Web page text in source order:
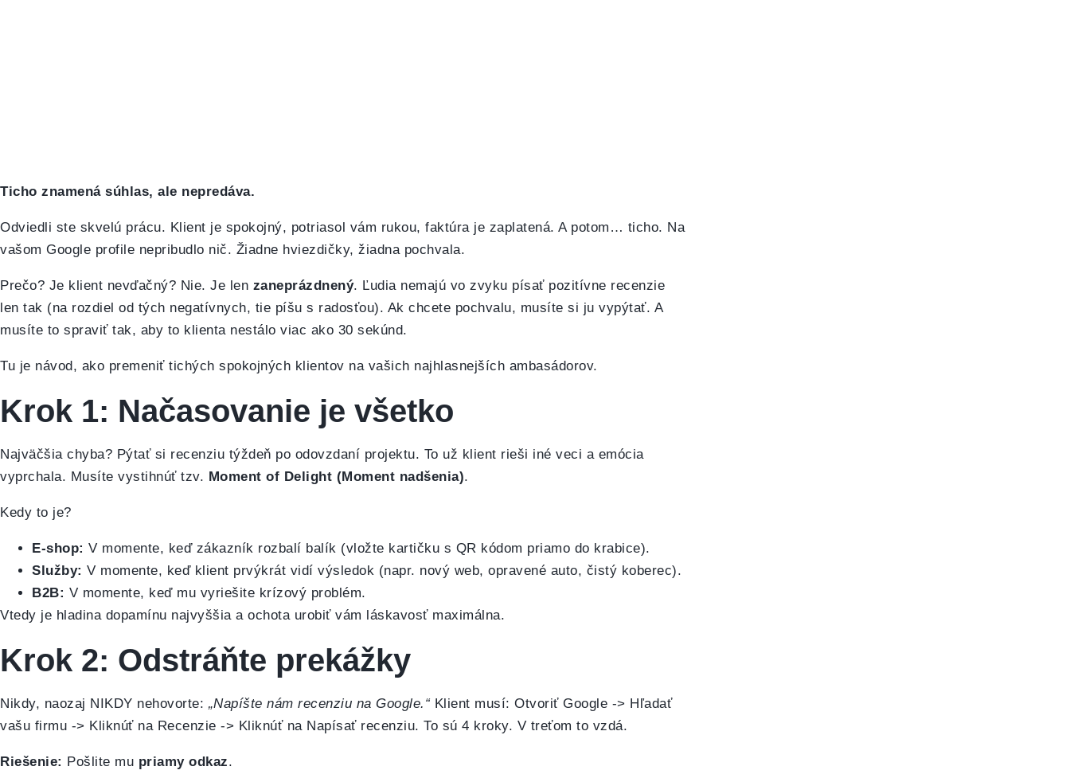
Ticho znamená súhlas, ale nepredáva.
Odviedli ste skvelú prácu. Klient je spokojný, potriasol vám rukou, faktúra je zaplatená. A potom… ticho. Na
vašom Google profile nepribudlo nič. Žiadne hviezdičky, žiadna pochvala.
Prečo? Je klient nevďačný? Nie. Je len zaneprázdnený. Ľudia nemajú vo zvyku písať pozitívne recenzie
len tak (na rozdiel od tých negatívnych, tie píšu s radosťou). Ak chcete pochvalu, musíte si ju vypýtať. A
musíte to spraviť tak, aby to klienta nestálo viac ako 30 sekúnd.
Tu je návod, ako premeniť tichých spokojných klientov na vašich najhlasnejších ambasádorov.
Krok 1: Načasovanie je všetko
Najväčšia chyba? Pýtať si recenziu týždeň po odovzdaní projektu. To už klient rieši iné veci a emócia
vyprchala. Musíte vystihnúť tzv. Moment of Delight (Moment nadšenia).
Kedy to je?
E-shop: V momente, keď zákazník rozbalí balík (vložte kartičku s QR kódom priamo do krabice).
Služby: V momente, keď klient prvýkrát vidí výsledok (napr. nový web, opravené auto, čistý koberec).
B2B: V momente, keď mu vyriešite krízový problém.
Vtedy je hladina dopamínu najvyššia a ochota urobiť vám láskavosť maximálna.
Krok 2: Odstráňte prekážky
Nikdy, naozaj NIKDY nehovorte: „Napíšte nám recenziu na Google.“ Klient musí: Otvoriť Google -> Hľadať
vašu firmu -> Kliknúť na Recenzie -> Kliknúť na Napísať recenziu. To sú 4 kroky. V treťom to vzdá.
Riešenie: Pošlite mu priamy odkaz.